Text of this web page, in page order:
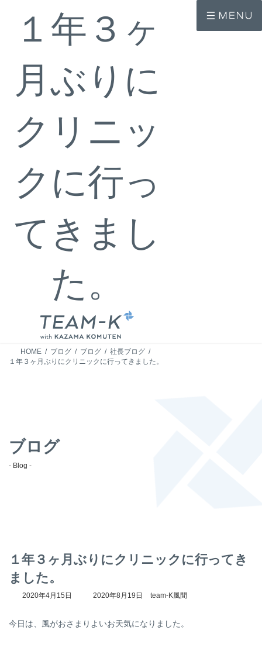
１年３ヶ
月ぶりに
クリニッ
クに行っ
てきまし
た。
HOME ブログ ブログ
社長ブログ
１年３ヶ月ぶりにクリニックに行ってきました。
ブログ
- Blog -
１年３ヶ月ぶりにクリニックに行ってき
ました。
2020年4月15日
最
新
2020年8月19日 team-K風間
今日は、風がおさまりよいお天気になりました。